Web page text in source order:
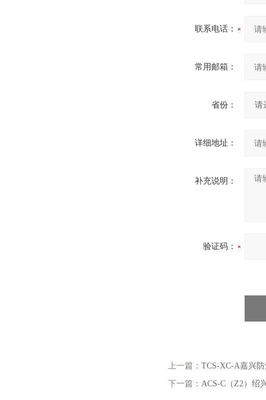
联系电话：
常用邮箱：
省份：
详细地址：
补充说明：
验证码：
上一篇： TCS-XC-A嘉兴
下一篇： ACS-C（Z2）绍